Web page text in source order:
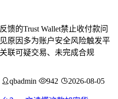
馈的Trust Wallet禁止收付款问
原因多为账户安全风险触发平
联可疑交易、未完成合规
qbadmin 942 2026-08-05